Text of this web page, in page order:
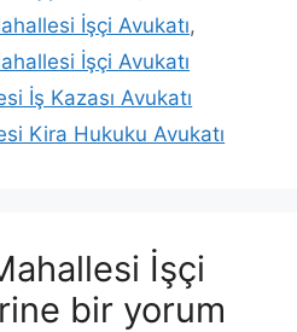
İşçi Avukatı,
İşçi Avukatı
İş Kazası Avukatı
Kira Hukuku Avukatı
İşçi
bir yorum